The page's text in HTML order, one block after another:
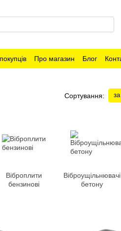
Про магазин Блог
Сортування:
Віброплити
бензинові
Віброущільнювачі
бетону